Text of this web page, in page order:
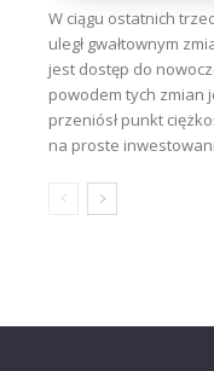
W ciągu ostatnich
uległ gwałtownym
jest dostęp do
powodem tych zmian
przeniósł punkt
na proste